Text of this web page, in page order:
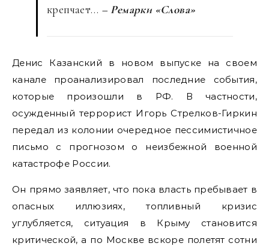
крепчает… – Ремарки «Слова»
Денис Казанский в новом выпуске на своем
канале проанализировал последние события,
которые произошли в РФ. В частности,
осужденный террорист Игорь Стрелков-Гиркин
передал из колонии очередное пессимистичное
письмо с прогнозом о неизбежной военной
катастрофе России.
Он прямо заявляет, что пока власть пребывает в
опасных иллюзиях, топливный кризис
углубляется, ситуация в Крыму становится
критической, а по Москве вскоре полетят сотни